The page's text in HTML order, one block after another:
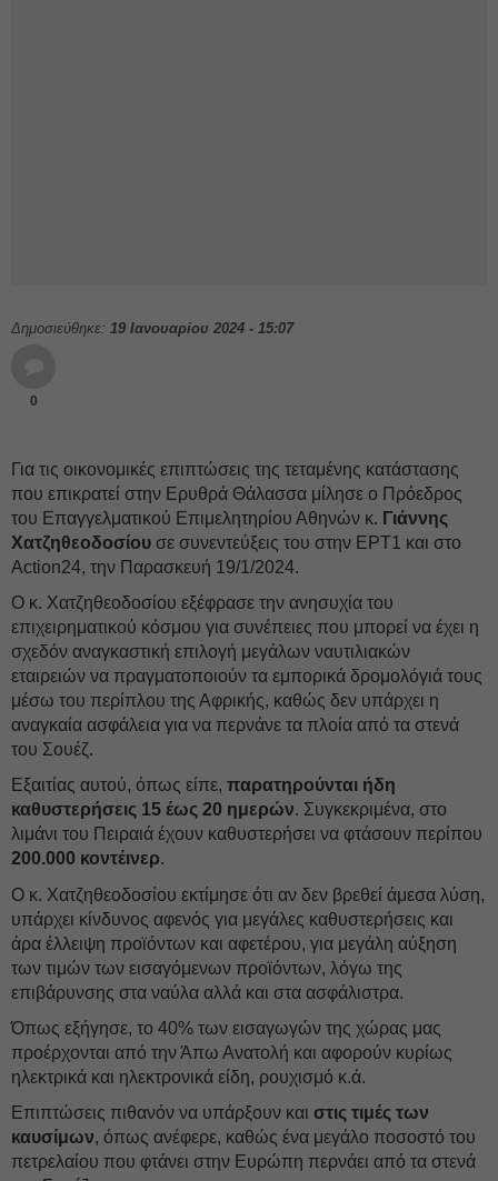
Δημοσιεύθηκε: 19 Ιανουαρίου 2024 - 15:07
0
Για τις οικονομικές επιπτώσεις της τεταμένης κατάστασης
που επικρατεί στην Ερυθρά Θάλασσα μίλησε ο Πρόεδρος
του Επαγγελματικού Επιμελητηρίου Αθηνών κ. Γιάννης
Χατζηθεοδοσίου σε συνεντεύξεις του στην ΕΡΤ1 και στο
Action24, την Παρασκευή 19/1/2024.
Ο κ. Χατζηθεοδοσίου εξέφρασε την ανησυχία του
επιχειρηματικού κόσμου για συνέπειες που μπορεί να έχει η
σχεδόν αναγκαστική επιλογή μεγάλων ναυτιλιακών
εταιρειών να πραγματοποιούν τα εμπορικά δρομολόγιά τους
μέσω του περίπλου της Αφρικής, καθώς δεν υπάρχει η
αναγκαία ασφάλεια για να περνάνε τα πλοία από τα στενά
του Σουέζ.
Εξαιτίας αυτού, όπως είπε, παρατηρούνται ήδη
καθυστερήσεις 15 έως 20 ημερών. Συγκεκριμένα, στο
λιμάνι του Πειραιά έχουν καθυστερήσει να φτάσουν περίπου
200.000 κοντέινερ.
Ο κ. Χατζηθεοδοσίου εκτίμησε ότι αν δεν βρεθεί άμεσα λύση,
υπάρχει κίνδυνος αφενός για μεγάλες καθυστερήσεις και
άρα έλλειψη προϊόντων και αφετέρου, για μεγάλη αύξηση
των τιμών των εισαγόμενων προϊόντων, λόγω της
επιβάρυνσης στα ναύλα αλλά και στα ασφάλιστρα.
Όπως εξήγησε, το 40% των εισαγωγών της χώρας μας
προέρχονται από την Άπω Ανατολή και αφορούν κυρίως
ηλεκτρικά και ηλεκτρονικά είδη, ρουχισμό κ.ά.
Επιπτώσεις πιθανόν να υπάρξουν και στις τιμές των
καυσίμων, όπως ανέφερε, καθώς ένα μεγάλο ποσοστό του
πετρελαίου που φτάνει στην Ευρώπη περνάει από τα στενά